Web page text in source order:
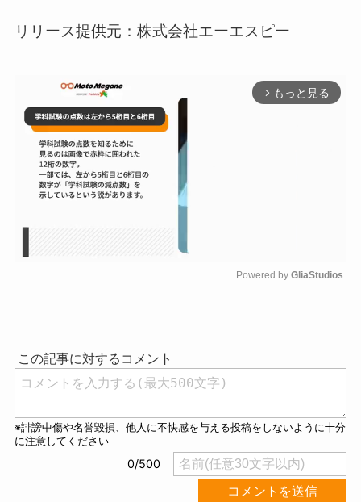
リリース提供元：株式会社エーエスピー
arrow_forward_ios もっと見る
Powered by GliaStudios